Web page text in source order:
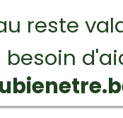
reste
besoin